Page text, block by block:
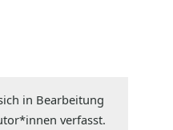
in Bearbeitung
verfasst.